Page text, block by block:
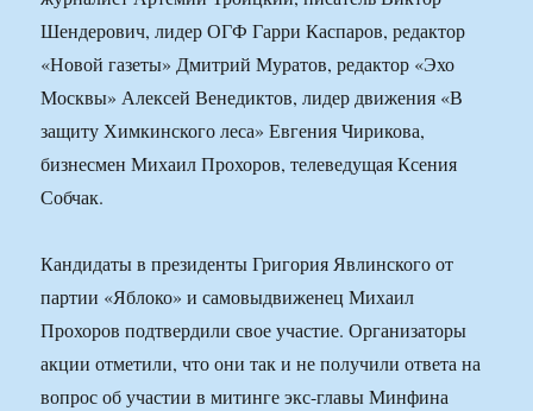
Шендерович, лидер ОГФ Гарри Каспаров, редактор
«Новой газеты» Дмитрий Муратов, редактор «Эхо
Москвы» Алексей Венедиктов, лидер движения «В
защиту Химкинского леса» Евгения Чирикова,
бизнесмен Михаил Прохоров, телеведущая Ксения
Собчак.
Кандидаты в президенты Григория Явлинского от
партии «Яблоко» и самовыдвиженец Михаил
Прохоров подтвердили свое участие. Организаторы
акции отметили, что они так и не получили ответа на
вопрос об участии в митинге экс-главы Минфина